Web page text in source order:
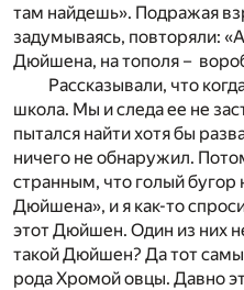
там найдешь». Подражая
задумываясь, повторяли:
Дюйшена, на тополя –
Рассказывали, что
школа. Мы и следа ее не
пытался найти хотя бы
ничего не обнаружил.
странным, что голый
Дюйшена», и я как-то
этот Дюйшен. Один из них
такой Дюйшен? Да тот
рода Хромой овцы. Давно